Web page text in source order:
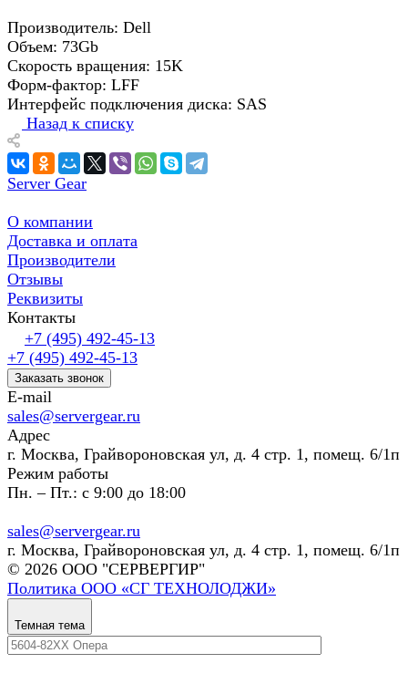
Производитель: Dell
Объем: 73Gb
Скорость вращения: 15K
Форм-фактор: LFF
Интерфейс подключения диска: SAS
Назад к списку
Server Gear
О компании
Доставка и оплата
Производители
Отзывы
Реквизиты
Контакты
+7 (495) 492-45-13
+7 (495) 492-45-13
Заказать звонок
E-mail
sales@servergear.ru
Адрес
г. Москва, Грайвороновская ул, д. 4 стр. 1, помещ. 6/1п
Режим работы
Пн. – Пт.: с 9:00 до 18:00
sales@servergear.ru
г. Москва, Грайвороновская ул, д. 4 стр. 1, помещ. 6/1п
© 2026 ООО "СЕРВЕРГИР"
Политика ООО «СГ ТЕХНОЛОДЖИ»
Темная тема